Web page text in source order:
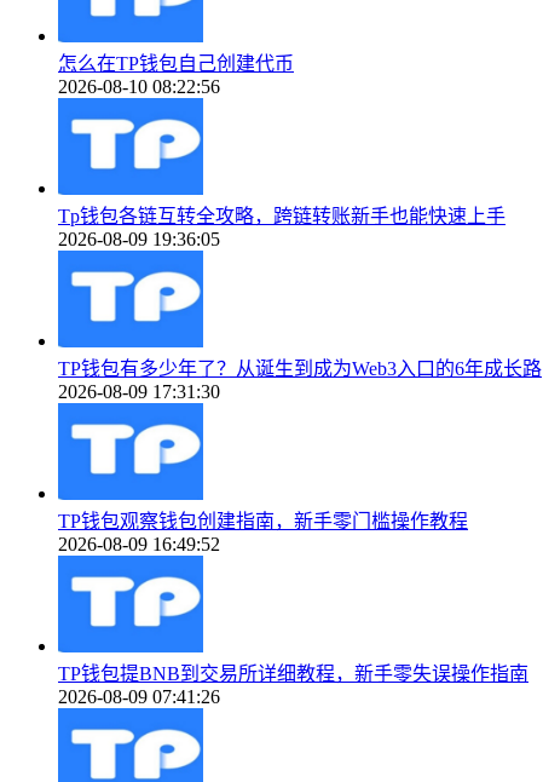
怎么在TP钱包自己创建代币
2026-08-10 08:22:56
Tp钱包各链互转全攻略，跨链转账新手也能快速上手
2026-08-09 19:36:05
TP钱包有多少年了？从诞生到成为Web3入口的6年成长路
2026-08-09 17:31:30
TP钱包观察钱包创建指南，新手零门槛操作教程
2026-08-09 16:49:52
TP钱包提BNB到交易所详细教程，新手零失误操作指南
2026-08-09 07:41:26